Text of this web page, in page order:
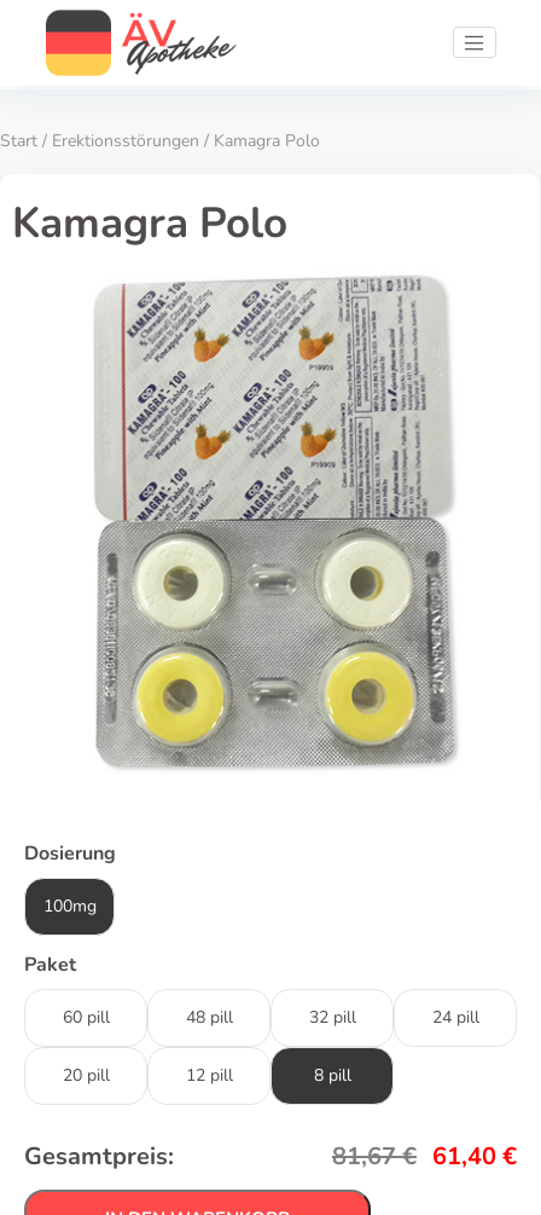
Start / Erektionsstörungen / Kamagra Polo
Kamagra Polo
Dosierung
100mg
Paket
60 pill 48 pill 32 pill 24 pill
20 pill 12 pill 8 pill
Gesamtpreis: 81,67€ 61,40€